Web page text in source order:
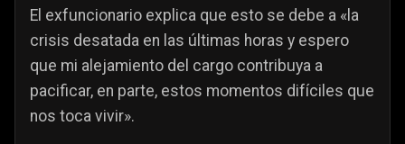
El exfuncionario explica que esto se debe a «la
crisis desatada en las últimas horas y espero
que mi alejamiento del cargo contribuya a
pacificar, en parte, estos momentos difíciles que
nos toca vivir».